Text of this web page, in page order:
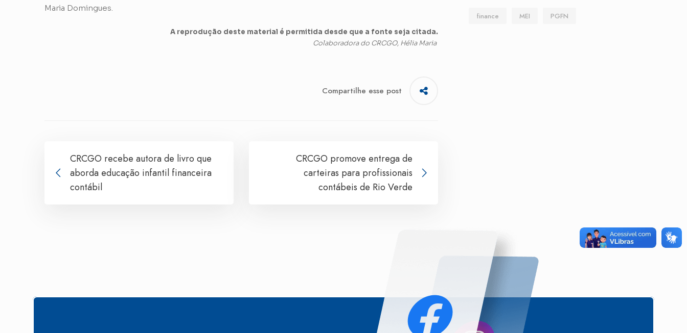
Maria Domingues.
A reprodução deste material é permitida desde que a fonte seja citada.
Colaboradora do CRCGO, Hélia Maria
Compartilhe esse post
CRCGO recebe autora de livro que
aborda educação infantil financeira
contábil
CRCGO promove entrega de
carteiras para profissionais
contábeis de Rio Verde
finance MEI PGFN